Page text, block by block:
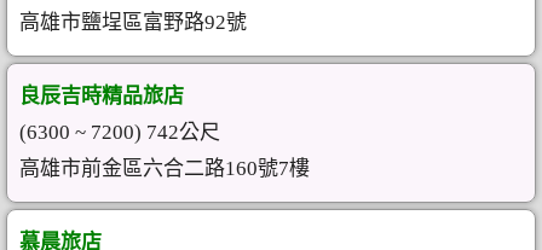
高雄市鹽埕區富野路92號
良辰吉時精品旅店
(6300 ~ 7200) 742公尺
高雄市前金區六合二路160號7樓
慕晨旅店